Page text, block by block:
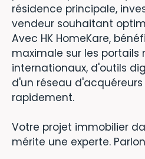
résidence principale,
vendeur souhaitant
Avec HK HomeKare,
maximale sur les portails
internationaux, d'outils
d'un réseau
rapidement.
Votre projet immobilier
mérite une experte.